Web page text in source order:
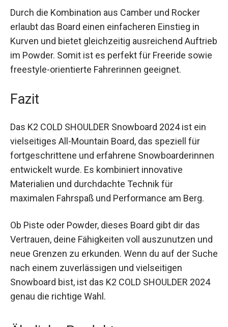
und Stabilität in jeder Situation, vom Carving auf
der Piste bis hin zu Fahrten im Tiefschnee.
Durch die Kombination aus Camber und Rocker
erlaubt das Board einen einfacheren Einstieg in
Kurven und bietet gleichzeitig ausreichend
Auftrieb im Powder. Somit ist es perfekt für
Freeride sowie freestyle-orientierte Fahrerinnen
geeignet.
Fazit
Das K2 COLD SHOULDER Snowboard 2024 ist ein
vielseitiges All-Mountain Board, das speziell für
fortgeschrittene und erfahrene
Snowboarderinnen entwickelt wurde. Es
kombiniert innovative Materialien und
durchdachte Technik für maximalen Fahrspaß
und Performance am Berg.
Ob Piste oder Powder, dieses Board gibt dir das
Vertrauen, deine Fähigkeiten voll auszunutzen